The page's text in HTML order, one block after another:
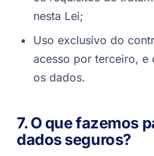
nesta Lei;
Uso exclusivo do
acesso por terceiro, e
os dados.
7. O que fazemos
dados seguros?